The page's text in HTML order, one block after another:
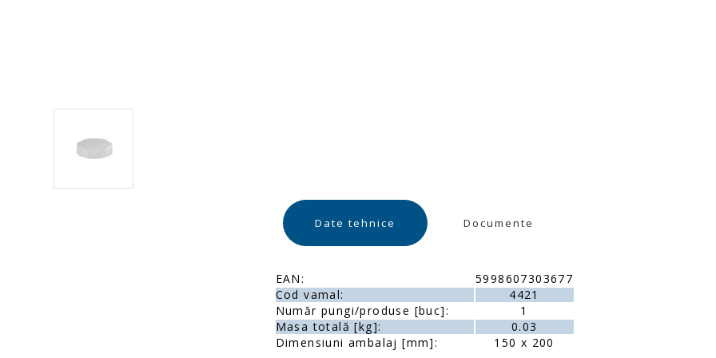
Date tehnice Documente
EAN:
5998607303677
Cod vamal:
4421
Număr pungi/produse [buc]:
1
Masa totală [kg]:
0.03
Dimensiuni ambalaj [mm]:
150 x 200